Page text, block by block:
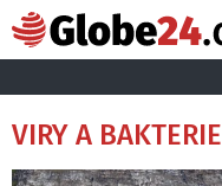
VIRY A BAKTERIE